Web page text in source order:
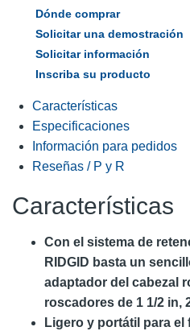
Dónde comprar
Solicitar una demostración
Solicitar información
Inscriba su producto
Características
Especificaciones
Información para pedidos
Reseñas / P y R
Características
Con el sistema de
RIDGID basta un
adaptador del cabezal
roscadores de 1 1/2 in,
Ligero y portátil para